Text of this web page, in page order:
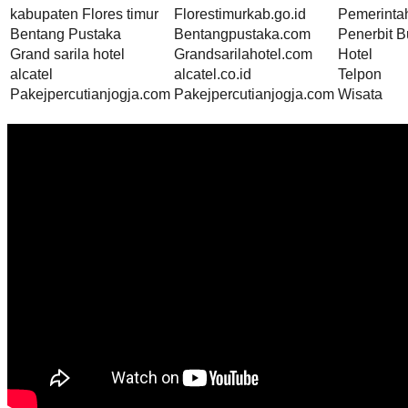
kabupaten Flores timur
Florestimurkab.go.id
Bentang Pustaka
Bentangpustaka.com
Penerbit
Grand sarila hotel
Grandsarilahotel.com
Hotel
alcatel
alcatel.co.id
Telpon
Pakejpercutianjogja.com Pakejpercutianjogja.com Wisata